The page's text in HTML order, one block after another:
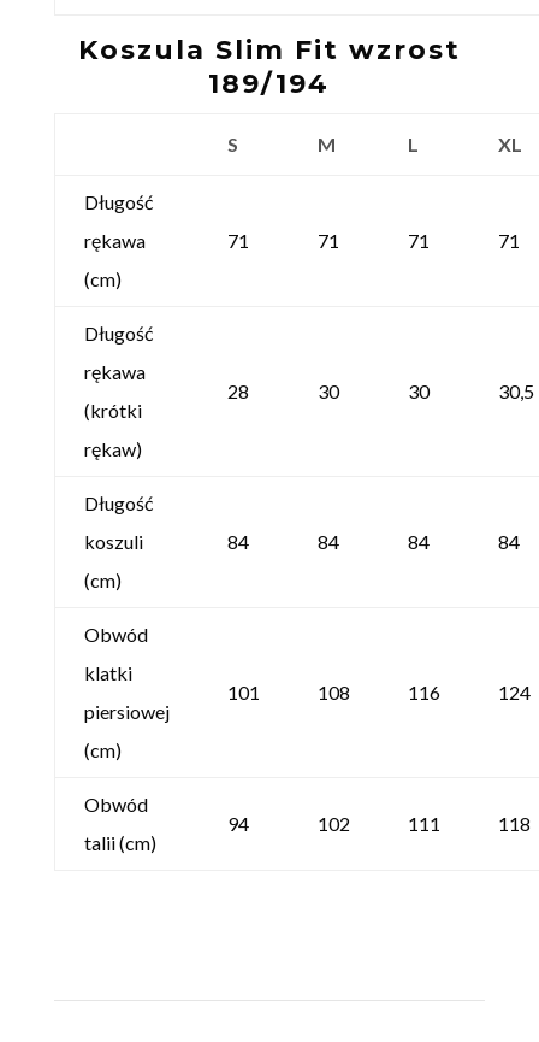
Koszula Slim Fit wzrost
189/194
S M L XL
Długość
rękawa
(cm)
71 71 71 71
Długość
rękawa
(krótki
rękaw)
28 30 30 30,5
Długość
koszuli
(cm)
84 84 84 84
Obwód
klatki
piersiowej
(cm)
101 108 116 124
Obwód
talii (cm)
94 102 111 118